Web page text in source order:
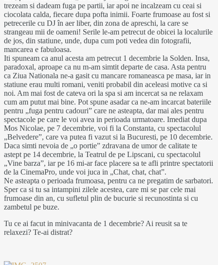
trezeam si dadeam fuga pe partii, iar apoi ne incalzeam cu ceai si
ciocolata calda, fiecare dupa pofta inimii. Foarte frumoase au fost si
petrecerile cu DJ în aer liber, din zona de apreschi, la care se
strangeau mii de oameni! Serile le-am petrecut de obicei la localurile
de jos, din statiune, unde, dupa cum poti vedea din fotografii,
mancarea e fabuloasa.
Iti spuneam ca anul acesta am petrecut 1 decembrie la Solden. Insa,
paradoxal, aproape ca nu m-am simtit departe de casa. Asta pentru
ca Ziua Nationala ne-a gasit cu mancare romaneasca pe masa, iar in
statiune erau multi romani, veniti probabil din aceleasi motive ca si
noi. Am mai fost de cateva ori la spa si am incercat sa ne relaxam
cum am putut mai bine. Pot spune asadar ca ne-am incarcat bateriile
pentru „fuga pentru cadouri” care ne asteapta, dar mai ales pentru
spectacole pe care le voi avea in perioada urmatoare. Imediat dupa
Mos Nicolae, pe 7 decembrie, voi fi la Constanta, cu spectacolul
„Belvedere”, care va putea fi vazut si la Bucuresti, pe 10 decembrie.
Daca simti nevoia de „o portie” zdravana de umor de calitate te
astept pe 14 decembrie, la Teatrul de pe Lipscani, cu spectacolul
„Vine barza”, iar pe 16 mi-ar face placere sa te afli printre spectatorii
de la CinemaPro, unde voi juca in „Chat, chat, chat”.
Ne asteapta o perioada frumoasa, pentru ca ne pregatim de sarbatori.
Sper ca si tu sa intampini zilele acestea, care mi se par cele mai
frumoase din an, cu sufletul plin de bucurie si recunostinta si cu
zambetul pe buze.
Tu ce ai facut in minivacanta de 1 decembrie? Ai reusit sa te
relaxezi? Te-ai distrat?